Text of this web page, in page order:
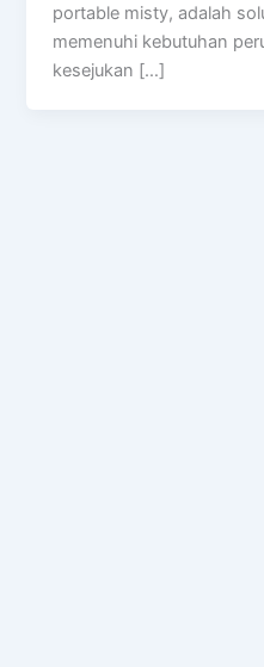
portable misty, adalah
memenuhi kebutuhan
kesejukan […]